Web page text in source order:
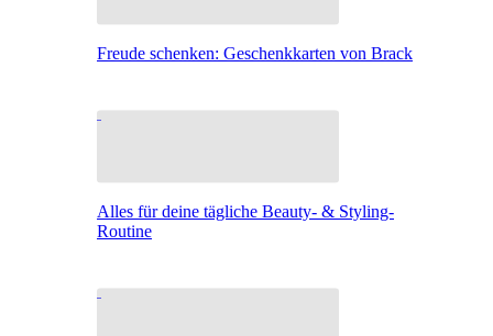
Freude schenken: Geschenkkarten von Brack
Alles für deine tägliche Beauty- & Styling-
Routine